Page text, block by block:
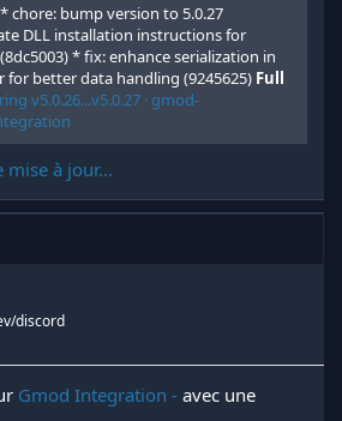
chore: bump version to 5.0.27
DLL installation instructions for
* fix: enhance serialization in
for better data handling (9245625) Full
v5.0.26...v5.0.27 · gmod-
mise à jour...
discord
Gmod Integration - avec une